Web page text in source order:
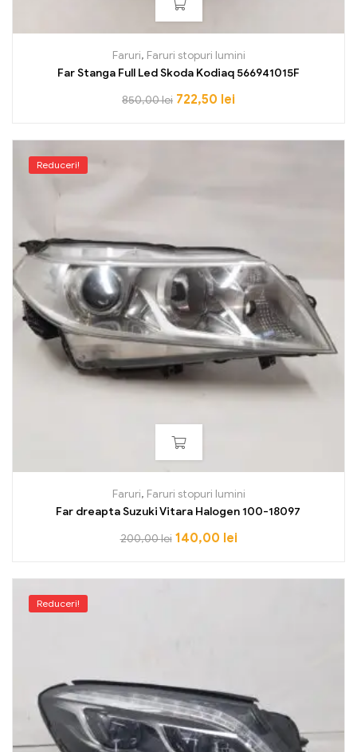
Faruri, Faruri stopuri lumini
Far Stanga Full Led Skoda Kodiaq 566941015F
850,00lei 722,50 lei
Reduceri!
Faruri, Faruri stopuri lumini
Far dreapta Suzuki Vitara Halogen 100-18097
200,00lei 140,00 lei
Reduceri!